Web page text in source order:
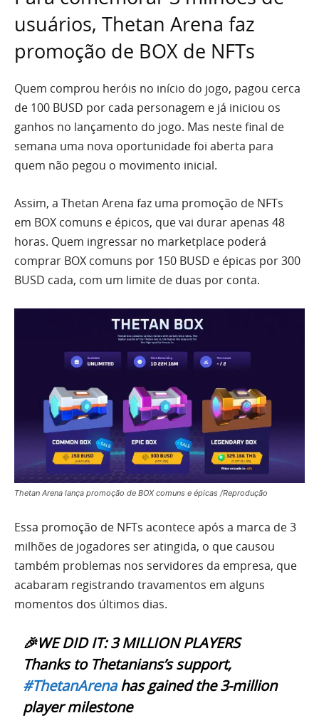
usuários, Thetan Arena faz
promoção de BOX de NFTs
Quem comprou heróis no início do jogo, pagou cerca
de 100 BUSD por cada personagem e já iniciou os
ganhos no lançamento do jogo. Mas neste final de
semana uma nova oportunidade foi aberta para
quem não pegou o movimento inicial.
Assim, a Thetan Arena faz uma promoção de NFTs
em BOX comuns e épicos, que vai durar apenas 48
horas. Quem ingressar no marketplace poderá
comprar BOX comuns por 150 BUSD e épicas por 300
BUSD cada, com um limite de duas por conta.
Thetan Arena lança promoção de BOX comuns e épicas /Reprodução
Essa promoção de NFTs acontece após a marca de 3
milhões de jogadores ser atingida, o que causou
também problemas nos servidores da empresa, que
acabaram registrando travamentos em alguns
momentos dos últimos dias.
️🎉WE DID IT: 3 MILLION PLAYERS
Thanks to Thetanians’s support,
#ThetanArenahas gained the 3-million
player milestone